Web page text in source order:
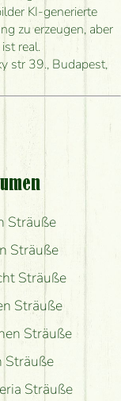
frühestens
ich zum
Bild zu sehen
KI-generierte
zu erzeugen, aber
real.
str 39., Budapest,
Sträuße
Sträuße
Sträuße
Sträuße
Sträuße
Sträuße
Sträuße